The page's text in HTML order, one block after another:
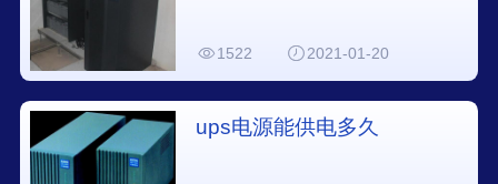
1522 2021-01-20
ups电源能供电多久